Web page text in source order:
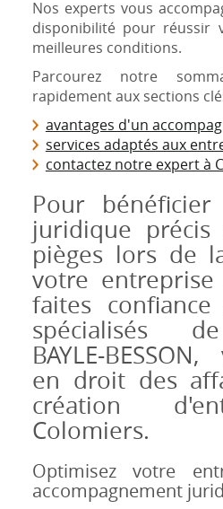
Nos experts vous
disponibilité pour réussir
meilleures conditions.
Parcourez notre
rapidement aux sections
avantages d'un
services adaptés aux
contactez notre expert à
Pour
juridique
pièges lors de
votre
faites
spécialisés
BAYLE-
en droit des
création
Colomiers.
Optimisez votre
accompagnement